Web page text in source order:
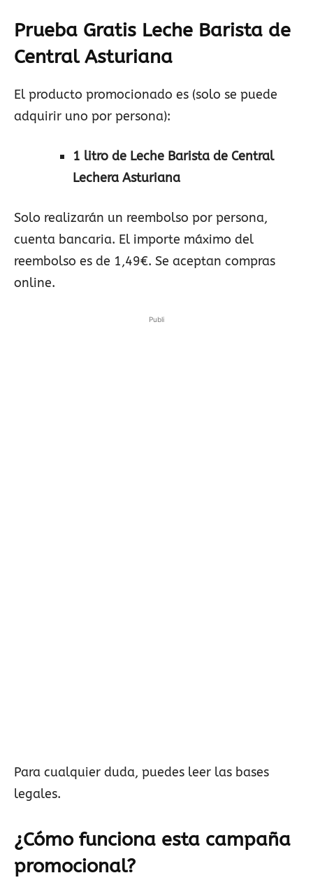
Prueba Gratis Leche Barista de
Central Asturiana
El producto promocionado es (solo se puede
adquirir uno por persona):
1 litro de Leche Barista de Central
Lechera Asturiana
Solo realizarán un reembolso por persona,
cuenta bancaria. El importe máximo del
reembolso es de 1,49€. Se aceptan compras
online.
Publi
Para cualquier duda, puedes leer las bases
legales.
¿Cómo funciona esta campaña
promocional?